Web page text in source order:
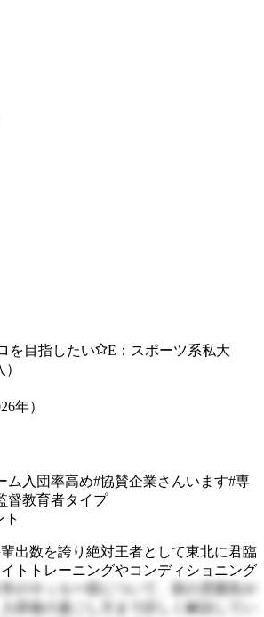
を目指したい
E：スポーツ系私大
年）
ム入団率高め#協賛企業さんいます#専
督教育者タイプ
出数を誇り絶対王者として東北に君臨
トトレーニングやコンディショニング
学のサッカー部について、部の雰囲気や
部後の過ごし方まで詳しく解説してい